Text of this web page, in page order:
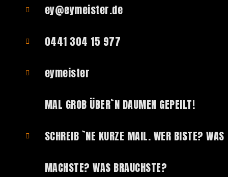
ey@eymeister.de
0441 304 15 977
eymeister
MAL GROB ÜBER`N DAUMEN GEPEILT!
SCHREIB `NE KURZE MAIL. WER BISTE? WAS
MACHSTE? WAS BRAUCHSTE?